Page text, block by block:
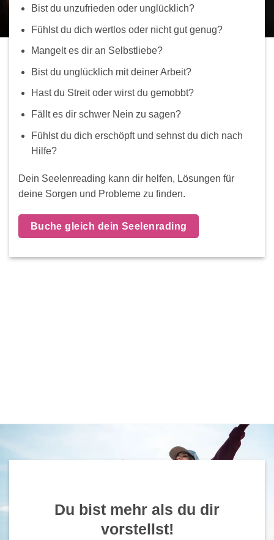
Bist du unzufrieden oder unglücklich?
Fühlst du dich wertlos oder nicht gut genug?
Mangelt es dir an Selbstliebe?
Bist du unglücklich mit deiner Arbeit?
Hast du Streit oder wirst du gemobbt?
Fällt es dir schwer Nein zu sagen?
Fühlst du dich erschöpft und sehnst du dich nach
Hilfe?
Dein Seelenreading kann dir helfen, Lösungen für
deine Sorgen und Probleme zu finden.
Buche gleich dein Seelenrading
Du bist mehr als du dir
vorstellst!